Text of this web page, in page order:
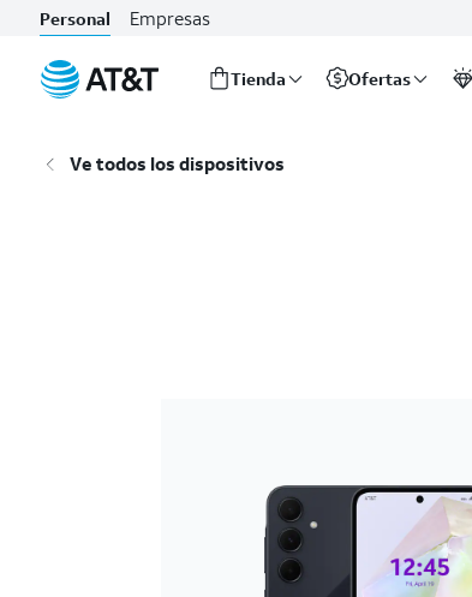
Personal Empresas
Tienda Ofertas
Ve todos los dispositivos